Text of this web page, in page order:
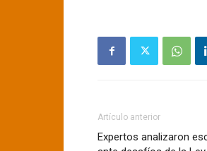
Artículo anterior
Expertos analizaron